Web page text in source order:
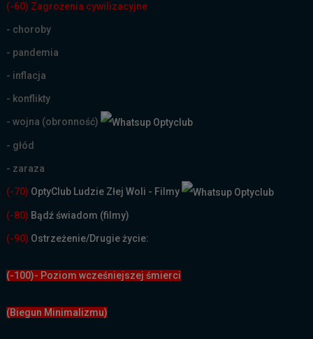
(-60) Zagrożenia cywilizacyjne
- choroby
- pandemia
- inflacja
- konflikty
- wojna (obronność)
- głód
- zaraza
(-70) OptyClub Ludzie Złej Woli - Filmy
(-80) Bądź świadom (filmy)
(-90) Ostrzeżenie/Drugie życie:
(-100)- Poziom wcześniejszej śmierci
(Biegun Minimalizmu)